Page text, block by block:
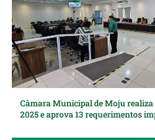
Câmara Municipal de Moju realiza
2025 e aprova 13 requerimentos